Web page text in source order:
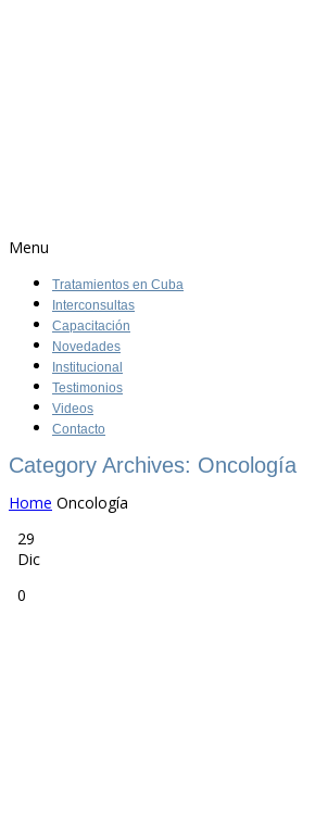
Menu
Tratamientos en Cuba
Interconsultas
Capacitación
Novedades
Institucional
Testimonios
Videos
Contacto
Category Archives: Oncología
Home Oncología
29
Dic
0